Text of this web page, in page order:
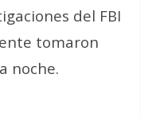
del FBI
tomaron
noche.